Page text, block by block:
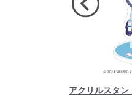
アクリルスタン